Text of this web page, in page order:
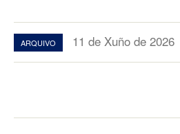
ARQUIVO 11 de Xuño de 2026